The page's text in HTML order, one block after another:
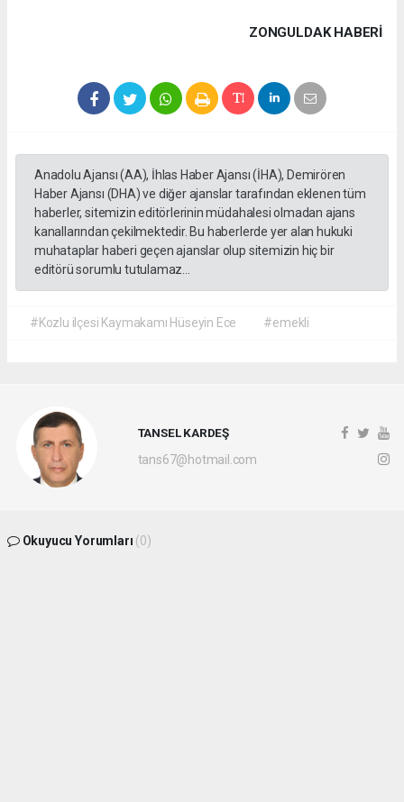
ZONGULDAK HABERİ
Anadolu Ajansı (AA), İhlas Haber Ajansı (İHA), Demirören
Haber Ajansı (DHA) ve diğer ajanslar tarafından eklenen tüm
haberler, sitemizin editörlerinin müdahalesi olmadan ajans
kanallarından çekilmektedir. Bu haberlerde yer alan hukuki
muhataplar haberi geçen ajanslar olup sitemizin hiç bir
editörü sorumlu tutulamaz...
#Kozlu ilçesi Kaymakamı Hüseyin Ece #emekli
TANSEL KARDEŞ
tans67@hotmail.com
Okuyucu Yorumları (0)